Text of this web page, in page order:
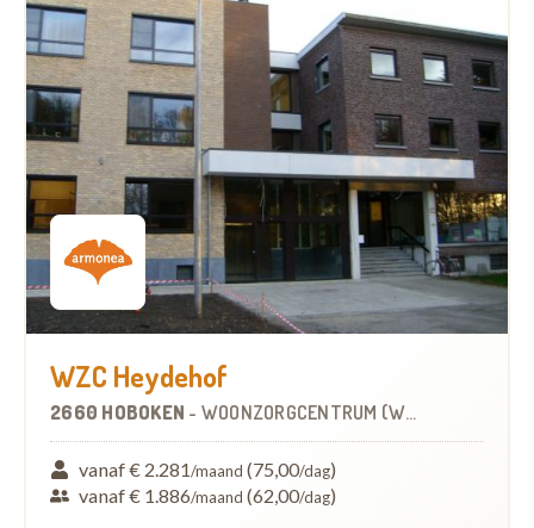
WZC Heydehof
2660 HOBOKEN - WOONZORGCENTRUM (WZC)
vanaf € 2.281/maand (75,00/dag)
vanaf € 1.886/maand (62,00/dag)